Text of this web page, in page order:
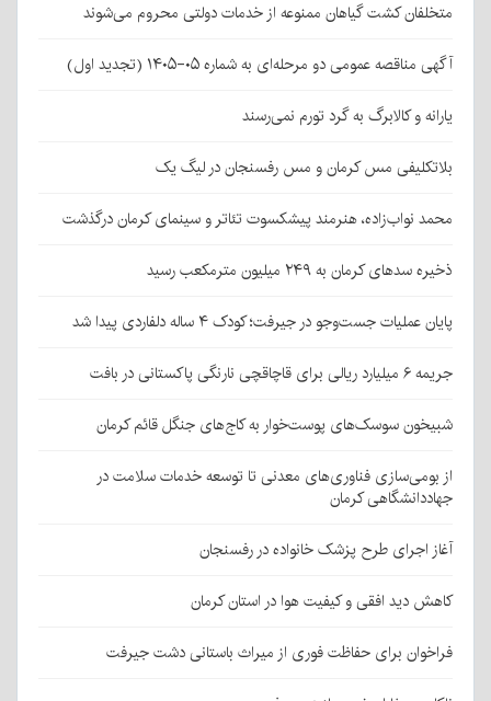
متخلفان کشت گیاهان ممنوعه از خدمات دولتی محروم می‌شوند
آگهی مناقصه عمومی دو مرحله‌ای به شماره ۰۵-۱۴۰۵ (تجدید اول)
یارانه و کالابرگ به گرد تورم نمی‌رسند
بلاتکلیفی مس کرمان و مس رفسنجان در لیگ یک
محمد نواب‌زاده، هنرمند پیشکسوت تئاتر و سینمای کرمان درگذشت
ذخیره سدهای کرمان به ۲۴۹ میلیون مترمکعب رسید
پایان عملیات جست‌وجو در جیرفت؛ کودک ۴ ساله دلفاردی پیدا شد
جریمه ۶ میلیارد ریالی برای قاچاقچی نارنگی پاکستانی در بافت
شبیخون سوسک‌های پوست‌خوار به کاج‌های جنگل قائم کرمان
از بومی‌سازی فناوری‌های معدنی تا توسعه خدمات سلامت در
جهاددانشگاهی کرمان
آغاز اجرای طرح پزشک خانواده در رفسنجان
کاهش دید افقی و کیفیت هوا در استان کرمان
فراخوان برای حفاظت فوری از میراث باستانی دشت جیرفت